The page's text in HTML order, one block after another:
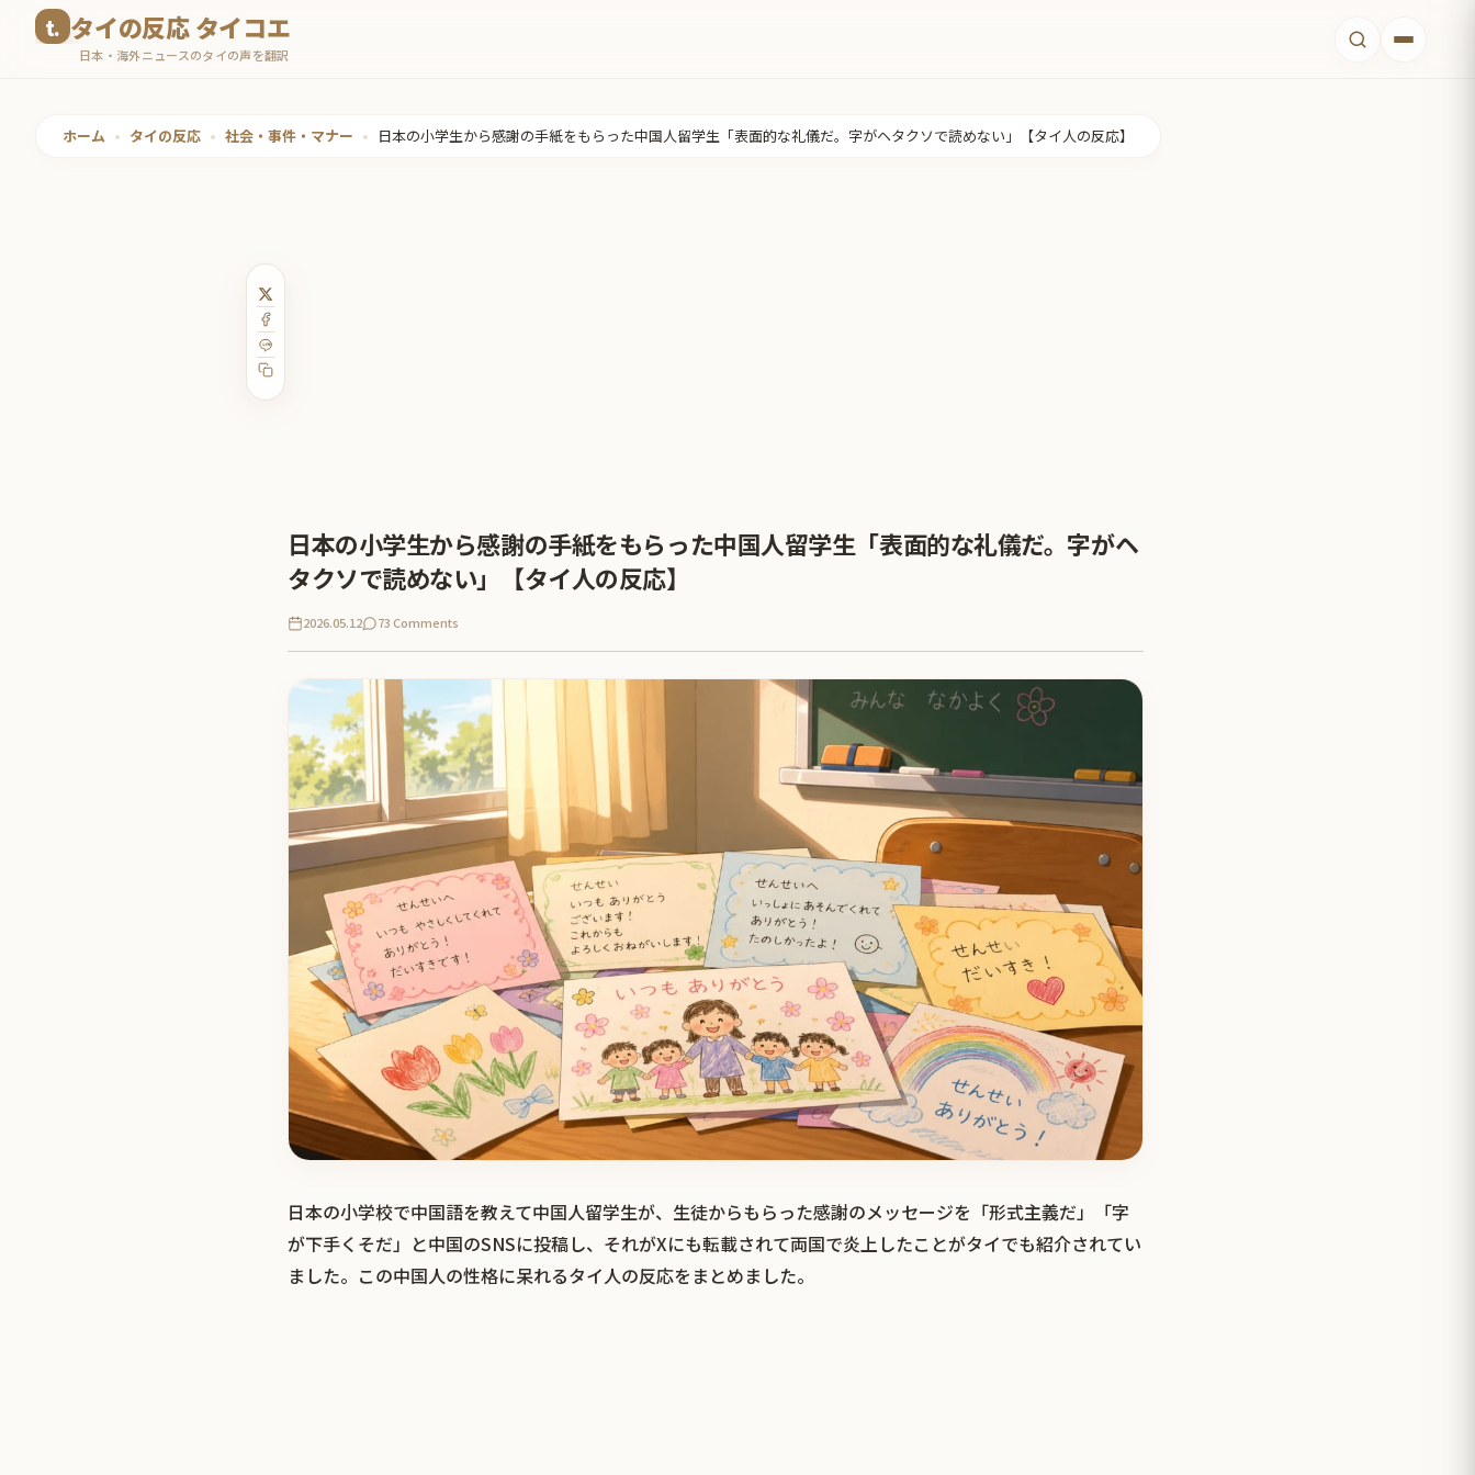
タイの反応 タイコエ
日本・海外ニュースのタイの声を翻訳
ホーム • タイの反応 • 社会・事件・マナー • 日本の小学生から感謝の手紙をもらった中国人留学生「表面的な礼儀だ。字がヘタクソで読めない」【タイ人の反応】
日本の小学生から感謝の手紙をもらった中国人留学生「表面的な礼儀だ。字がヘ
タクソで読めない」【タイ人の反応】
2026.05.12 73 Comments
日本の小学校で中国語を教えて中国人留学生が、生徒からもらった感謝のメッセージを「形式主義だ」「字
が下手くそだ」と中国のSNSに投稿し、それがXにも転載されて両国で炎上したことがタイでも紹介されてい
ました。この中国人の性格に呆れるタイ人の反応をまとめました。